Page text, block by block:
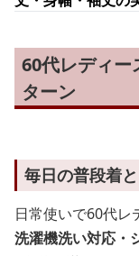
60代レディー
ターン
毎日の普段着
日常使いで60代レ
洗濯機洗い対応・